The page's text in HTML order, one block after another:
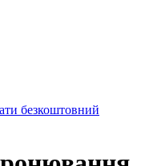
безкоштовний